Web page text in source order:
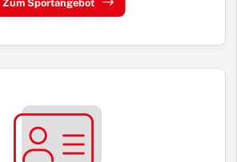
Zum Sportangebot